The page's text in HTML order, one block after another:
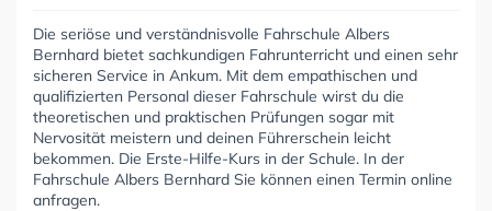
Die seriöse und verständnisvolle Fahrschule Albers
Bernhard bietet sachkundigen Fahrunterricht und einen sehr
sicheren Service in Ankum. Mit dem empathischen und
qualifizierten Personal dieser Fahrschule wirst du die
theoretischen und praktischen Prüfungen sogar mit
Nervosität meistern und deinen Führerschein leicht
bekommen. Die Erste-Hilfe-Kurs in der Schule. In der
Fahrschule Albers Bernhard Sie können einen Termin online
anfragen.